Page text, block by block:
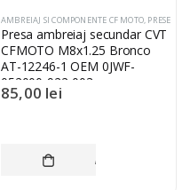
AMBREIAJ SI COMPONENTE CF MOTO, PRESE
Presa ambreiaj secundar CVT
CFMOTO M8x1.25 Bronco
AT-12246-1 OEM 0JWF-
052000-922-003
85,00 lei
ADAUGĂ ÎN COȘ